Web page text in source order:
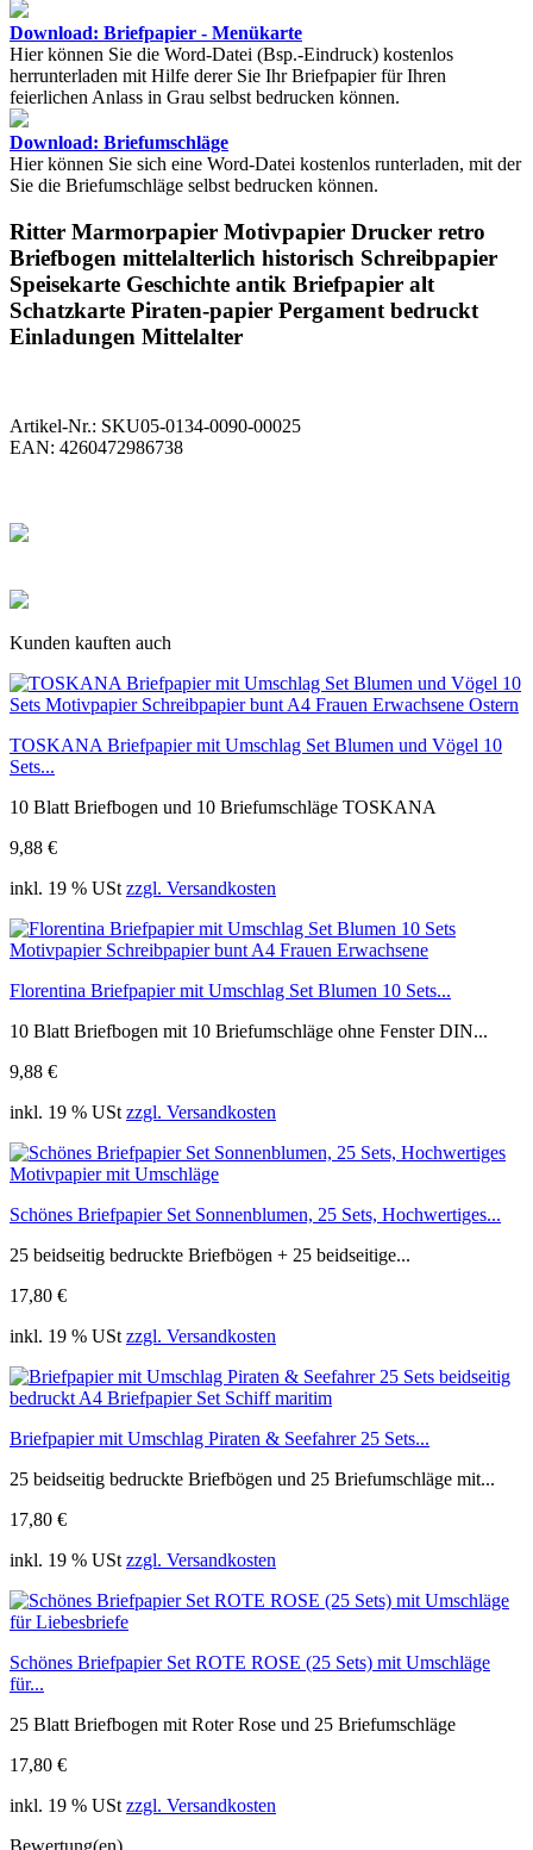
Download: Briefpapier - Menükarte
Hier können Sie die Word-Datei (Bsp.-Eindruck) kostenlos
herrunterladen mit Hilfe derer Sie Ihr Briefpapier für Ihren
feierlichen Anlass in Grau selbst bedrucken können.
Download: Briefumschläge
Hier können Sie sich eine Word-Datei kostenlos runterladen, mit der
Sie die Briefumschläge selbst bedrucken können.
Ritter Marmorpapier Motivpapier Drucker retro
Briefbogen mittelalterlich historisch Schreibpapier
Speisekarte Geschichte antik Briefpapier alt
Schatzkarte Piraten-papier Pergament bedruckt
Einladungen Mittelalter
Artikel-Nr.: SKU05-0134-0090-00025
EAN: 4260472986738
Kunden kauften auch
TOSKANA Briefpapier mit Umschlag Set Blumen und Vögel 10
Sets...
10 Blatt Briefbogen und 10 Briefumschläge TOSKANA
9,88 €
inkl. 19 % USt zzgl. Versandkosten
Florentina Briefpapier mit Umschlag Set Blumen 10 Sets...
10 Blatt Briefbogen mit 10 Briefumschläge ohne Fenster DIN...
9,88 €
inkl. 19 % USt zzgl. Versandkosten
Schönes Briefpapier Set Sonnenblumen, 25 Sets, Hochwertiges...
25 beidseitig bedruckte Briefbögen + 25 beidseitige...
17,80 €
inkl. 19 % USt zzgl. Versandkosten
Briefpapier mit Umschlag Piraten & Seefahrer 25 Sets...
25 beidseitig bedruckte Briefbögen und 25 Briefumschläge mit...
17,80 €
inkl. 19 % USt zzgl. Versandkosten
Schönes Briefpapier Set ROTE ROSE (25 Sets) mit Umschläge
für...
25 Blatt Briefbogen mit Roter Rose und 25 Briefumschläge
17,80 €
inkl. 19 % USt zzgl. Versandkosten
Bewertung(en)